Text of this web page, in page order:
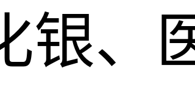
银、